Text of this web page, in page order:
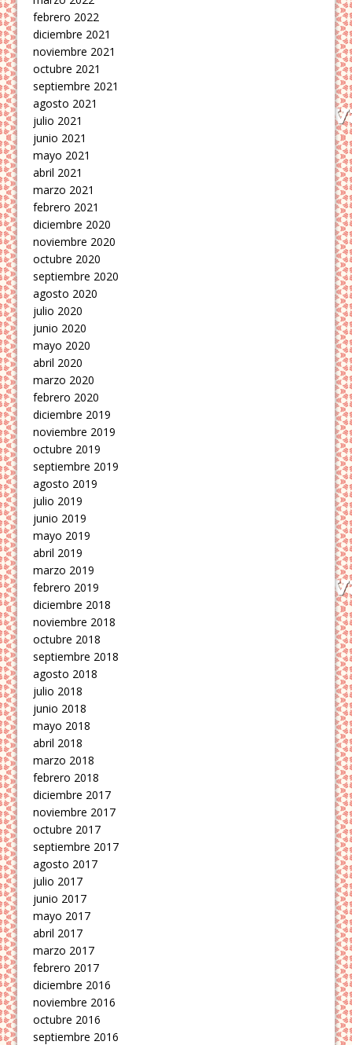
febrero 2022
diciembre 2021
noviembre 2021
octubre 2021
septiembre 2021
agosto 2021
julio 2021
junio 2021
mayo 2021
abril 2021
marzo 2021
febrero 2021
diciembre 2020
noviembre 2020
octubre 2020
septiembre 2020
agosto 2020
julio 2020
junio 2020
mayo 2020
abril 2020
marzo 2020
febrero 2020
diciembre 2019
noviembre 2019
octubre 2019
septiembre 2019
agosto 2019
julio 2019
junio 2019
mayo 2019
abril 2019
marzo 2019
febrero 2019
diciembre 2018
noviembre 2018
octubre 2018
septiembre 2018
agosto 2018
julio 2018
junio 2018
mayo 2018
abril 2018
marzo 2018
febrero 2018
diciembre 2017
noviembre 2017
octubre 2017
septiembre 2017
agosto 2017
julio 2017
junio 2017
mayo 2017
abril 2017
marzo 2017
febrero 2017
diciembre 2016
noviembre 2016
octubre 2016
septiembre 2016